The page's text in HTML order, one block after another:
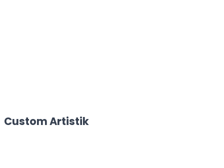
Custom Artistik